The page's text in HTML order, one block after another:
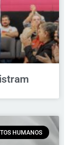
HUMANOS